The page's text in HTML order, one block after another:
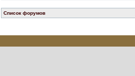
Список форумов